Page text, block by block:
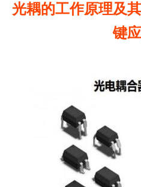
光耦的工作原理及
键